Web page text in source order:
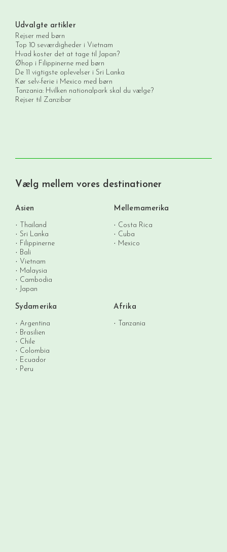
Udvalgte artikler
Rejser med børn
Top 10 seværdigheder i Vietnam
Hvad koster det at tage til Japan?
Øhop i Filippinerne med børn
De 11 vigtigste oplevelser i Sri Lanka
Kør selv-ferie i Mexico med børn
Tanzania: Hvilken nationalpark skal du vælge?
Rejser til Zanzibar
Vælg mellem vores destinationer
Asien
Thailand
Sri Lanka
Filippinerne
Bali
Vietnam
Malaysia
Cambodia
Japan
Mellemamerika
Costa Rica
Cuba
Mexico
Sydamerika
Argentina
Brasilien
Chile
Colombia
Ecuador
Peru
Afrika
Tanzania